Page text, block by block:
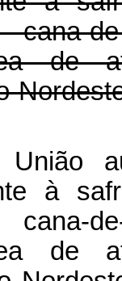
cana-
de
à
cana-
de